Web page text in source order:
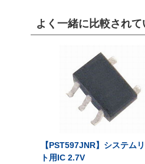
よく一緒に比較され
【PST597JNR】システム
ト用IC 2.7V